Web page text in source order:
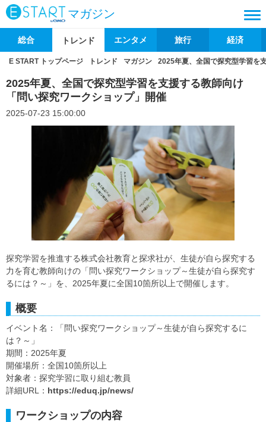
マガジン
総合 トレンド エンタメ 旅行 経済
E START トップページ トレンド マガジン 2025年夏、全国で探究型学習を
2025年夏、全国で探究型学習を支援する教師向け
「問い探究ワークショップ」開催
2025-07-23 15:00:00
探究学習を推進する株式会社教育と探求社が、生徒が自ら探究する
力を育む教師向けの「問い探究ワークショップ～生徒が自ら探究す
るには？～」を、2025年夏に全国10箇所以上で開催します。
概要
イベント名：「問い探究ワークショップ～生徒が自ら探究するに
は？～」
期間：2025年夏
開催場所：全国10箇所以上
対象者：探究学習に取り組む教員
詳細URL： https://eduq.jp/news/
ワークショップの内容